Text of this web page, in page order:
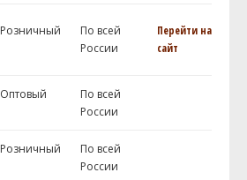
Розничный
По всей
России
Перейти на
сайт
Оптовый
По всей
России
Розничный
По всей
России